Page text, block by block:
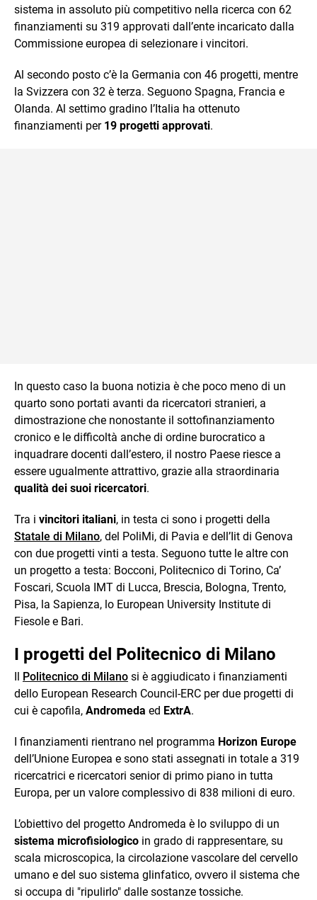
sistema in assoluto più competitivo nella ricerca con 62
finanziamenti su 319 approvati dall’ente incaricato dalla
Commissione europea di selezionare i vincitori.
Al secondo posto c’è la Germania con 46 progetti, mentre
la Svizzera con 32 è terza. Seguono Spagna, Francia e
Olanda. Al settimo gradino l’Italia ha ottenuto
finanziamenti per 19 progetti approvati.
In questo caso la buona notizia è che poco meno di un
quarto sono portati avanti da ricercatori stranieri, a
dimostrazione che nonostante il sottofinanziamento
cronico e le difficoltà anche di ordine burocratico a
inquadrare docenti dall’estero, il nostro Paese riesce a
essere ugualmente attrattivo, grazie alla straordinaria
qualità dei suoi ricercatori.
Tra i vincitori italiani, in testa ci sono i progetti della
Statale di Milano, del PoliMi, di Pavia e dell’Iit di Genova
con due progetti vinti a testa. Seguono tutte le altre con
un progetto a testa: Bocconi, Politecnico di Torino, Ca’
Foscari, Scuola IMT di Lucca, Brescia, Bologna, Trento,
Pisa, la Sapienza, lo European University Institute di
Fiesole e Bari.
I progetti del Politecnico di Milano
Il Politecnico di Milano si è aggiudicato i finanziamenti
dello European Research Council-ERC per due progetti di
cui è capofila, Andromeda ed ExtrA.
I finanziamenti rientrano nel programma Horizon Europe
dell’Unione Europea e sono stati assegnati in totale a 319
ricercatrici e ricercatori senior di primo piano in tutta
Europa, per un valore complessivo di 838 milioni di euro.
L’obiettivo del progetto Andromeda è lo sviluppo di un
sistema microfisiologico in grado di rappresentare, su
scala microscopica, la circolazione vascolare del cervello
umano e del suo sistema glinfatico, ovvero il sistema che
si occupa di "ripulirlo" dalle sostanze tossiche.